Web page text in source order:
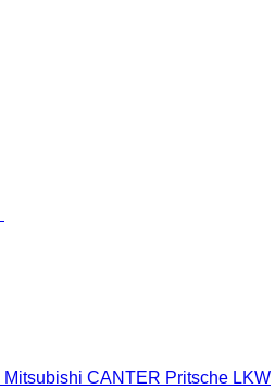
Mitsubishi CANTER Pritsche LKW